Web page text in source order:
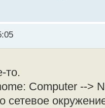
то.
Computer -->
сетевое